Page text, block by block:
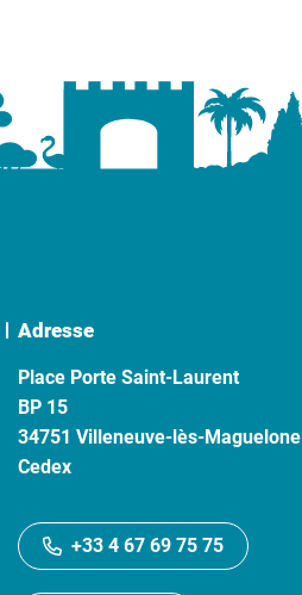
Adresse
Place Porte Saint-Laurent
BP 15
34751 Villeneuve-lès-Maguelone
Cedex
+33 4 67 69 75 75